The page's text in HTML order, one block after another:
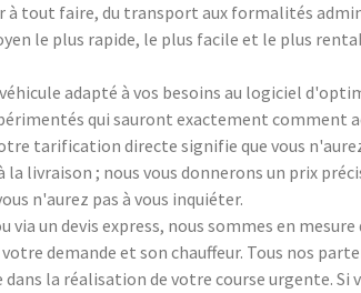
à tout faire, du transport aux formalités
le plus rapide, le plus facile et le plus
adapté à vos besoins au logiciel
qui sauront exactement comment
tarification directe signifie que vous
la livraison ; nous vous donnerons un prix
n'aurez pas à vous inquiéter.
via un devis express, nous sommes en
demande et son chauffeur. Tous nos
la réalisation de votre course urgente. Si